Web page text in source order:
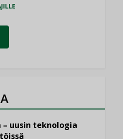
uusin teknologia